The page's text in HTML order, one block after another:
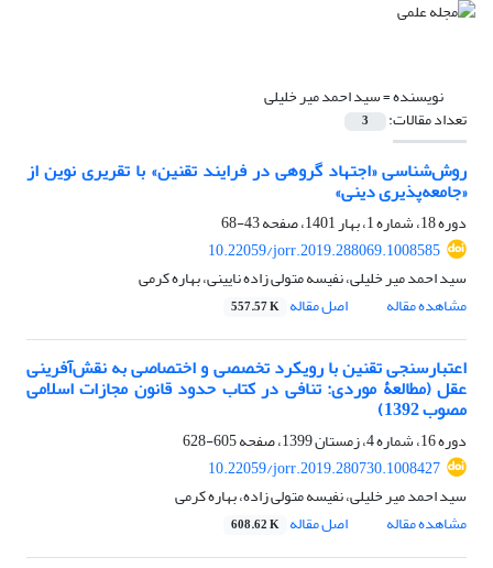
نویسنده =سید احمد میر خلیلی
تعداد مقالات: 3
روش‌شناسی «اجتهاد گروهی در فرایند تقنین» با تقریری نوین از
«جامعه‌پذیری دینی»
دوره 18، شماره 1، بهار 1401، صفحه
43-68
10.22059/jorr.2019.288069.1008585
سید احمد میر خلیلی، نفیسه متولی زاده نایینی، بهاره کرمی
مشاهده مقاله
اصل مقاله 557.57 K
اعتبارسنجی تقنین با رویکرد تخصصی و اختصاصی به نقش‌آفرینی
عقل (مطالعۀ موردی: تنافی در کتاب حدود قانون مجازات اسلامی
مصوب 1392)
دوره 16، شماره 4، زمستان 1399، صفحه
605-628
10.22059/jorr.2019.280730.1008427
سید احمد میر خلیلی، نفیسه متولی زاده، بهاره کرمی
مشاهده مقاله
اصل مقاله 608.62 K